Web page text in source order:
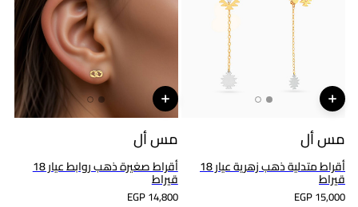
مس أل
أقراط متدلية ذهب زهرية عيار 18
قيراط
EGP 15,000
مس أل
أقراط صغيرة ذهب روابط عيار 18
قيراط
EGP 14,800